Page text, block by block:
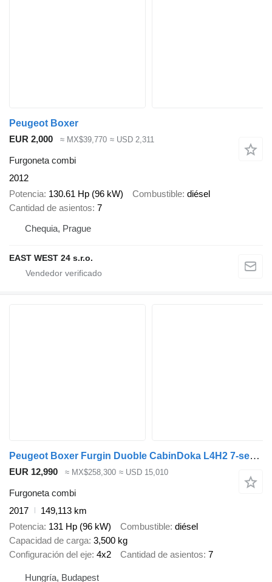
Peugeot Boxer
EUR 2,000
≈ MX$39,770 ≈ USD 2,311
Furgoneta combi
2012
Potencia 130.61 Hp (96 kW) Combustible diésel
Cantidad de asientos 7
Chequia, Prague
EAST WEST 24 s.r.o.
Peugeot Boxer Furgin Duoble CabinDoka L4H2 7-seater One Owner
EUR 12,990 ≈ MX$258,300 ≈ USD 15,010
Furgoneta combi
2017
149,113 km
Potencia 131 Hp (96 kW) Combustible diésel
Capacidad de carga 3,500 kg
Configuración del eje 4x2 Cantidad de asientos 7
Hungría, Budapest